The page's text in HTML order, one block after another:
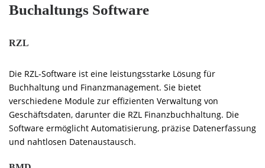
Buchaltungs Software
RZL
Die RZL-Software ist eine leistungsstarke Lösung für
Buchhaltung und Finanzmanagement. Sie bietet
verschiedene Module zur effizienten Verwaltung von
Geschäftsdaten, darunter die RZL Finanzbuchhaltung. Die
Software ermöglicht Automatisierung, präzise Datenerfassung
und nahtlosen Datenaustausch.